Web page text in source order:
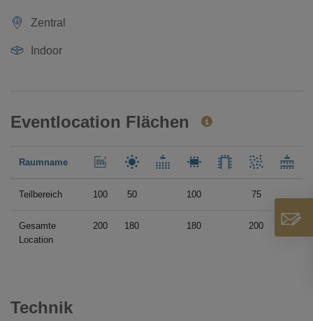
Zentral
Indoor
Eventlocation Flächen
Raumname
Teilbereich 100 50 100 75
Gesamte
Location
200 180 180 200
Technik